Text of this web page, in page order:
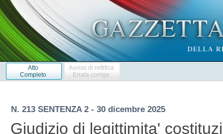
Atto
Completo
Avviso di rettifica
Errata corrige
N. 213 SENTENZA 2 - 30 dicembre 2025
Giudizio di legittimita'